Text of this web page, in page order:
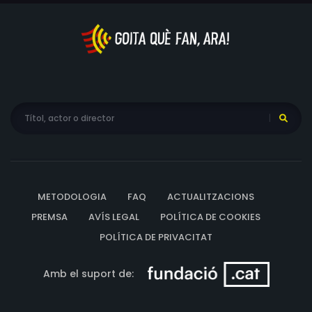
METODOLOGIA FAQ
ACTUALITZACIONS
PREMSA
AVÍS LEGAL
POLÍTICA DE COOKIES
POLÍTICA DE PRIVACITAT
Amb el suport de: